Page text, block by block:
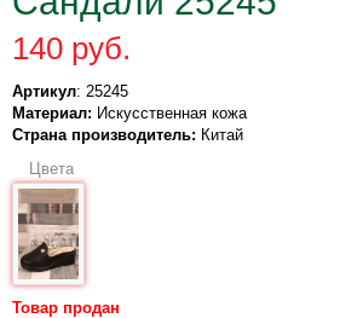
140 руб.
Артикул: 25245
Материал: Искусственная кожа
Страна производитель: Китай
Цвета
Товар продан